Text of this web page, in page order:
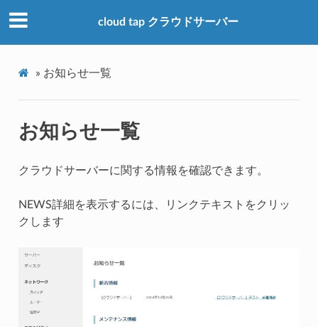
cloud tap クラウドサーバー
» お知らせ一覧
お知らせ一覧
クラウドサーバーに関する情報を確認できます。
NEWS詳細を表示するには、リンクテキストをクリッ
クします